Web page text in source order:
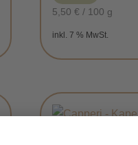
5,50€ / 100 g
inkl. 7 % MwSt.